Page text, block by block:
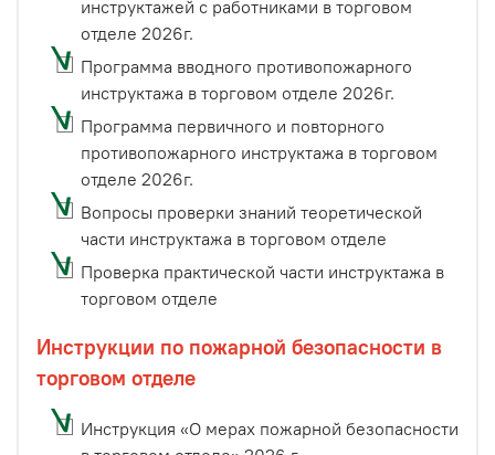
инструктажей с работниками в торговом
отделе 2026г.
Программа вводного противопожарного
инструктажа в торговом отделе 2026г.
Программа первичного и повторного
противопожарного инструктажа в торговом
отделе 2026г.
Вопросы проверки знаний теоретической
части инструктажа в торговом отделе
Проверка практической части инструктажа в
торговом отделе
Инструкции по пожарной безопасности в
торговом отделе
Инструкция «О мерах пожарной безопасности